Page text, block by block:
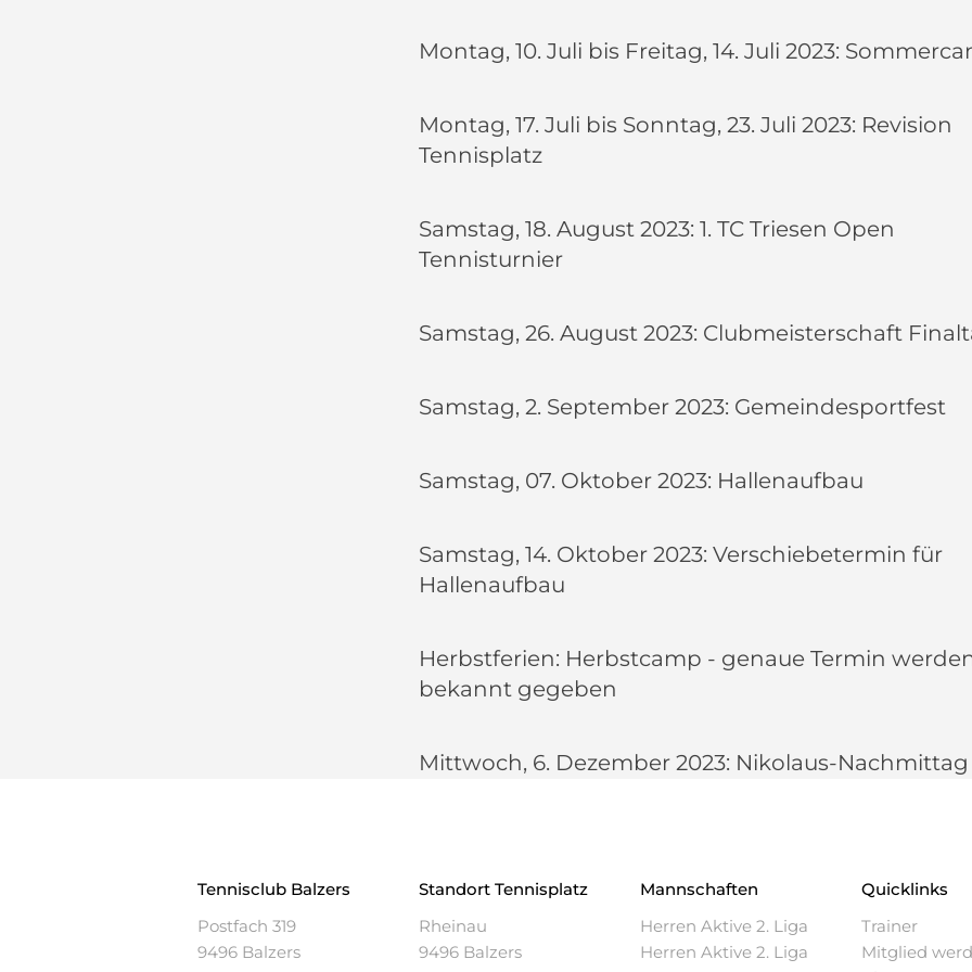
Montag, 10. Juli bis Freitag, 14. Juli 2023:
Montag, 17. Juli bis Sonntag, 23. Juli 2023: Revision
Tennisplatz
Samstag, 18. August 2023: 1. TC Triesen Open
Tennisturnier
Samstag, 26. August 2023: Clubmeisterschaft
Samstag, 2. September 2023: Gemeindesportfest
Samstag, 07. Oktober 2023: Hallenaufbau
Samstag, 14. Oktober 2023: Verschiebetermin für
Hallenaufbau
Herbstferien: Herbstcamp - genaue Termin
bekannt gegeben
Mittwoch, 6. Dezember 2023: Nikolaus-Nachmittag
Tennisclub Balzers
Postfach 319
9496 Balzers
Standort Tennisplatz
Rheinau
9496 Balzers
Mannschaften
Herren Aktive 2. Liga
Herren Aktive 2. Liga
Quicklinks
Trainer
Mitglied